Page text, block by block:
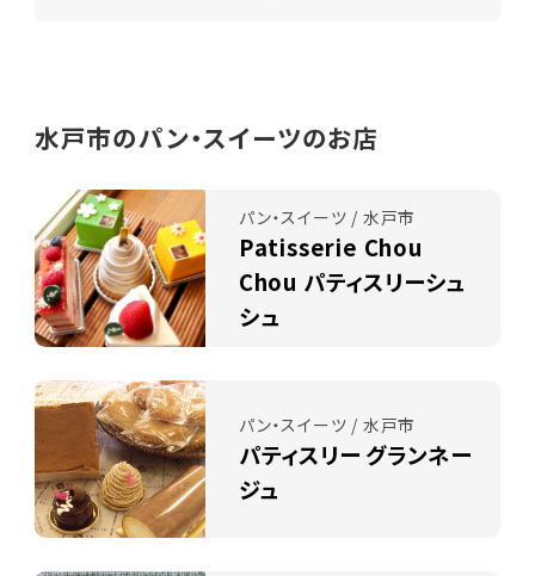
水戸市のパン・スイーツのお店
パン・スイーツ / 水戸市
Patisserie Chou
Chou パティスリーシュ
シュ
パン・スイーツ / 水戸市
パティスリー グランネー
ジュ